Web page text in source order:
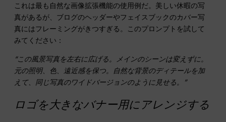
これは最も自然な画像拡張機能の使用例だ。美しい休暇の写
真があるが、ブログのヘッダーやフェイスブックのカバー写
真にはフレーミングがきつすぎる。このプロンプトを試して
みてください：
“この風景写真を左右に広げる。メインのシーンは変えずに。
元の照明、色、遠近感を保つ。自然な背景のディテールを加
えて、同じ写真のワイドバージョンのように見せる。”
ロゴを大きなバナー用にアレンジする